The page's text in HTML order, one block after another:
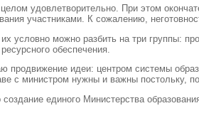
удовлетворительно. При этом
участниками. К сожалению,
условно можно разбить на три группы:
обеспечения.
продвижение идеи: центром системы
с министром нужны и важны постольку,
единого Министерства